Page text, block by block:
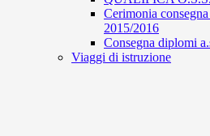
Cerimonia
2015/2016
Consegna diplomi
Viaggi di istruzione